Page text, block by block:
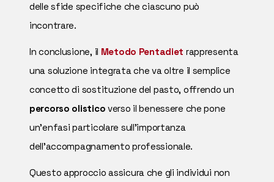
delle sfide specifiche che ciascuno può
incontrare.
In conclusione, il Metodo Pentadiet rappresenta
una soluzione integrata che va oltre il semplice
concetto di sostituzione del pasto, offrendo un
percorso olistico verso il benessere che pone
un'enfasi particolare sull'importanza
dell'accompagnamento professionale.
Questo approccio assicura che gli individui non